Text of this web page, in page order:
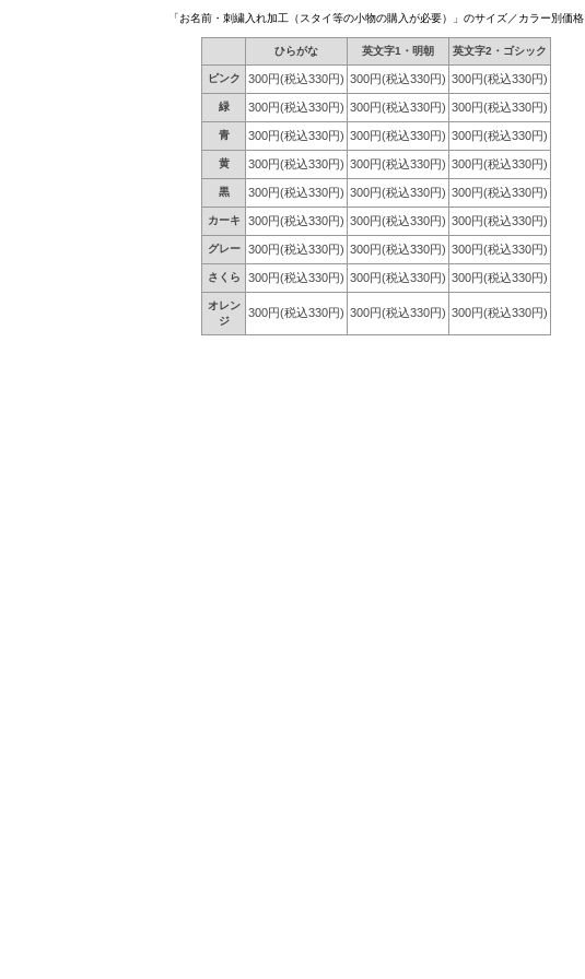
「お名前・刺繍入れ加工（スタイ等の小物の購入が必要）」のサイズ／カラー別価格
ひらがな 英文字1・明朝 英文字2・ゴシック
ピンク 300円(税込330円) 300円(税込330円) 300円(税込330円)
緑 300円(税込330円) 300円(税込330円) 300円(税込330円)
青 300円(税込330円) 300円(税込330円) 300円(税込330円)
黄 300円(税込330円) 300円(税込330円) 300円(税込330円)
黒 300円(税込330円) 300円(税込330円) 300円(税込330円)
カーキ 300円(税込330円) 300円(税込330円) 300円(税込330円)
グレー 300円(税込330円) 300円(税込330円) 300円(税込330円)
さくら 300円(税込330円) 300円(税込330円) 300円(税込330円)
オレン
ジ
300円(税込330円) 300円(税込330円) 300円(税込330円)